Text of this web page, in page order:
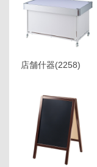
店舗什器(2258)